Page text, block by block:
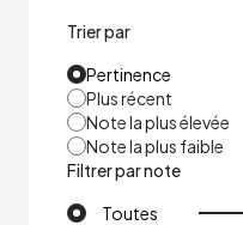
Trier par
Pertinence
Plus récent
Note la plus élevée
Note la plus faible
Filtrer par note
Toutes